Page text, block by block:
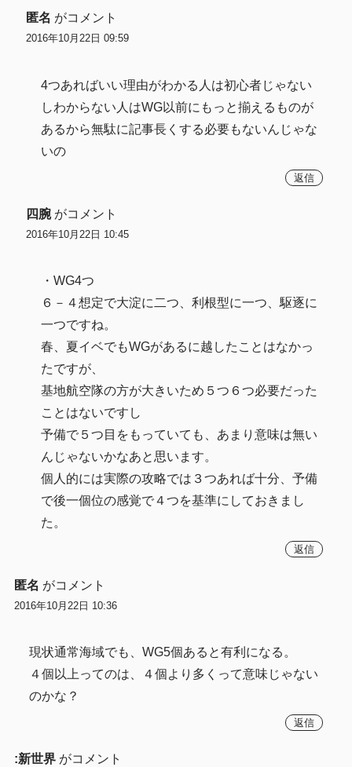
匿名 がコメント
2016年10月22日 09:59
4つあればいい理由がわかる人は初心者じゃない
しわからない人はWG以前にもっと揃えるものが
あるから無駄に記事長くする必要もないんじゃな
いの
返信
四腕 がコメント
2016年10月22日 10:45
・WG4つ
６－４想定で大淀に二つ、利根型に一つ、駆逐に
一つですね。
春、夏イベでもWGがあるに越したことはなかっ
たですが、
基地航空隊の方が大きいため５つ６つ必要だった
ことはないですし
予備で５つ目をもっていても、あまり意味は無い
んじゃないかなあと思います。
個人的には実際の攻略では３つあれば十分、予備
で後一個位の感覚で４つを基準にしておきまし
た。
返信
匿名 がコメント
2016年10月22日 10:36
現状通常海域でも、WG5個あると有利になる。
４個以上ってのは、４個より多くって意味じゃない
のかな？
返信
:新世界 がコメント